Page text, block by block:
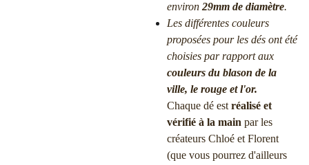
environ 29mm de diamètre.
Les différentes couleurs
proposées pour les dés ont été
choisies par rapport aux
couleurs du blason de la
ville, le rouge et l'or.
Chaque dé est réalisé et
vérifié à la main par les
créateurs Chloé et Florent
(que vous pourrez d'ailleurs